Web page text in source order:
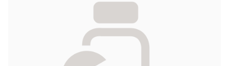
inj-/inf, liuos 10x10 ml
166519